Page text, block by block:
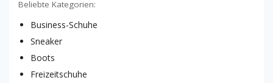
Beliebte Kategorien:
Business-Schuhe
Sneaker
Boots
Freizeitschuhe